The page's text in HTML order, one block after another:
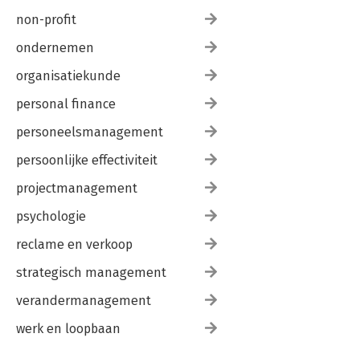
non-profit
ondernemen
organisatiekunde
personal finance
personeelsmanagement
persoonlijke effectiviteit
projectmanagement
psychologie
reclame en verkoop
strategisch management
verandermanagement
werk en loopbaan